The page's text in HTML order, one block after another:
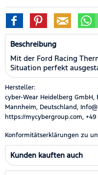
Beschreibung
Mit der Ford Racing
Situation perfekt
Hersteller:
cyber-Wear Heidelberg GmbH,
Mannheim, Deutschland,
https://mycybergroup.com,
Konformitätserklärungen zu
Kunden kauften auch